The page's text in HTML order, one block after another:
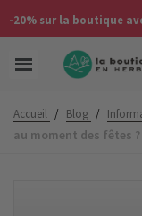
-20% sur la boutique
Accueil / Blog /
au moment des fêtes ?